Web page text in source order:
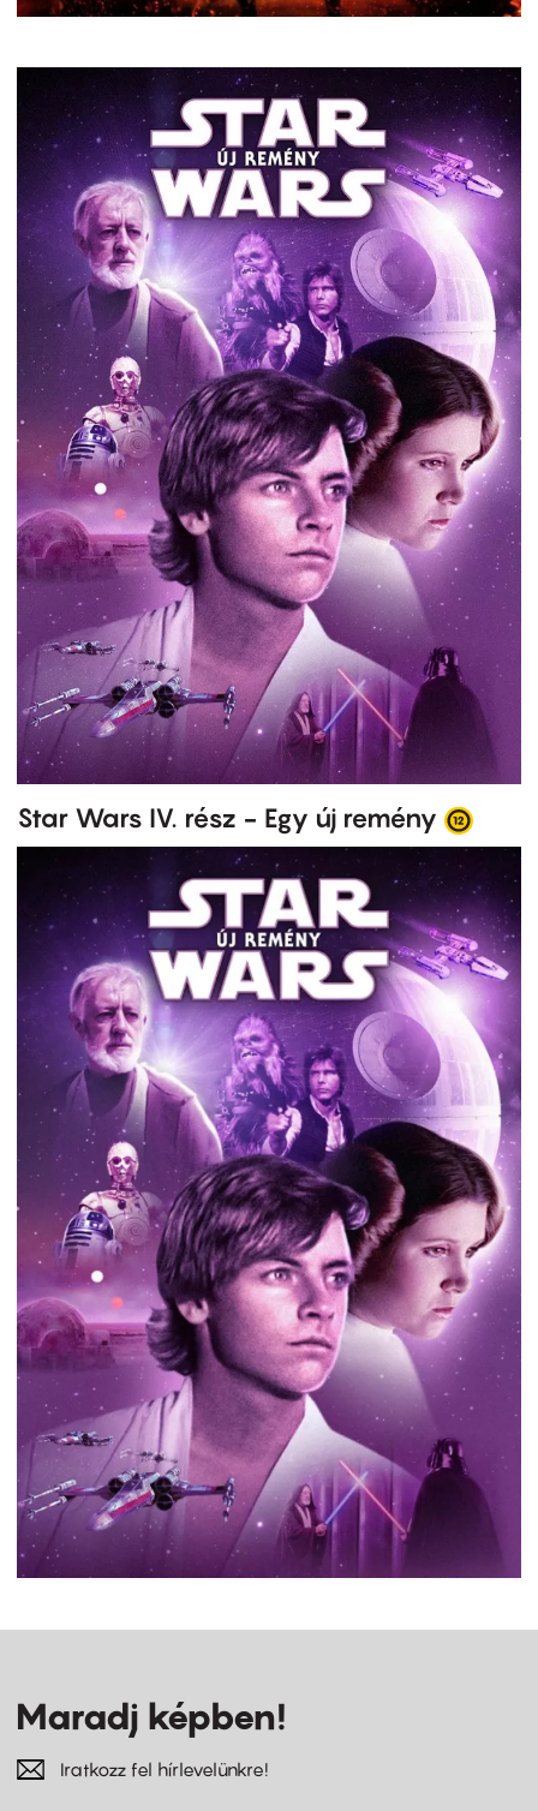
Star Wars IV. rész - Egy új remény
Maradj képben!
Iratkozz fel hírlevelünkre!